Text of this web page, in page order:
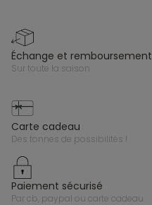
échange et remboursement
sur toute la saison
carte cadeau
des tonnes de possibilités !
paiement sécurisé
par cb, paypal ou carte cadeau